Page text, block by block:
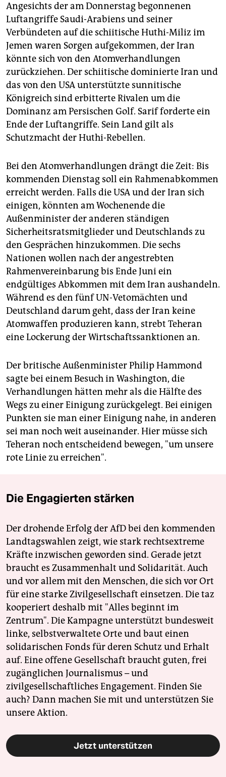
Angesichts der am Donnerstag begonnenen
Luftangriffe Saudi-Arabiens und seiner
Verbündeten auf die schiitische Huthi-Miliz im
Jemen waren Sorgen aufgekommen, der Iran
könnte sich von den Atomverhandlungen
zurückziehen. Der schiitische dominierte Iran und
das von den USA unterstützte sunnitische
Königreich sind erbitterte Rivalen um die
Dominanz am Persischen Golf. Sarif forderte ein
Ende der Luftangriffe. Sein Land gilt als
Schutzmacht der Huthi-Rebellen.
Bei den Atomverhandlungen drängt die Zeit: Bis
kommenden Dienstag soll ein Rahmenabkommen
erreicht werden. Falls die USA und der Iran sich
einigen, könnten am Wochenende die
Außenminister der anderen ständigen
Sicherheitsratsmitglieder und Deutschlands zu
den Gesprächen hinzukommen. Die sechs
Nationen wollen nach der angestrebten
Rahmenvereinbarung bis Ende Juni ein
endgültiges Abkommen mit dem Iran aushandeln.
Während es den fünf UN-Vetomächten und
Deutschland darum geht, dass der Iran keine
Atomwaffen produzieren kann, strebt Teheran
eine Lockerung der Wirtschaftssanktionen an.
Der britische Außenminister Philip Hammond
sagte bei einem Besuch in Washington, die
Verhandlungen hätten mehr als die Hälfte des
Wegs zu einer Einigung zurückgelegt. Bei einigen
Punkten sie man einer Einigung nahe, in anderen
sei man noch weit auseinander. Hier müsse sich
Teheran noch entscheidend bewegen, "um unsere
rote Linie zu erreichen".
Die Engagierten stärken
Der drohende Erfolg der AfD bei den kommenden
Landtagswahlen zeigt, wie stark rechtsextreme
Kräfte inzwischen geworden sind. Gerade jetzt
braucht es Zusammenhalt und Solidarität. Auch
und vor allem mit den Menschen, die sich vor Ort
für eine starke Zivilgesellschaft einsetzen. Die taz
kooperiert deshalb mit "Alles beginnt im
Zentrum". Die Kampagne unterstützt bundesweit
linke, selbstverwaltete Orte und baut einen
solidarischen Fonds für deren Schutz und Erhalt
auf. Eine offene Gesellschaft braucht guten, frei
zugänglichen Journalismus – und
zivilgesellschaftliches Engagement. Finden Sie
auch? Dann machen Sie mit und unterstützen Sie
unsere Aktion.
Jetzt unterstützen